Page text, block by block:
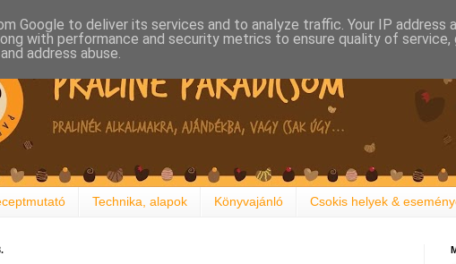
Technika, alapok Könyvajánló Csokis helyek &
Google to deliver its services and to analyze traffic. Your IP address
with performance and security metrics to ensure quality of service,
address abuse.